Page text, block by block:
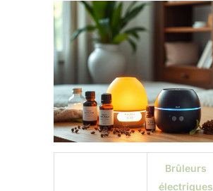
Brûleurs
électriques